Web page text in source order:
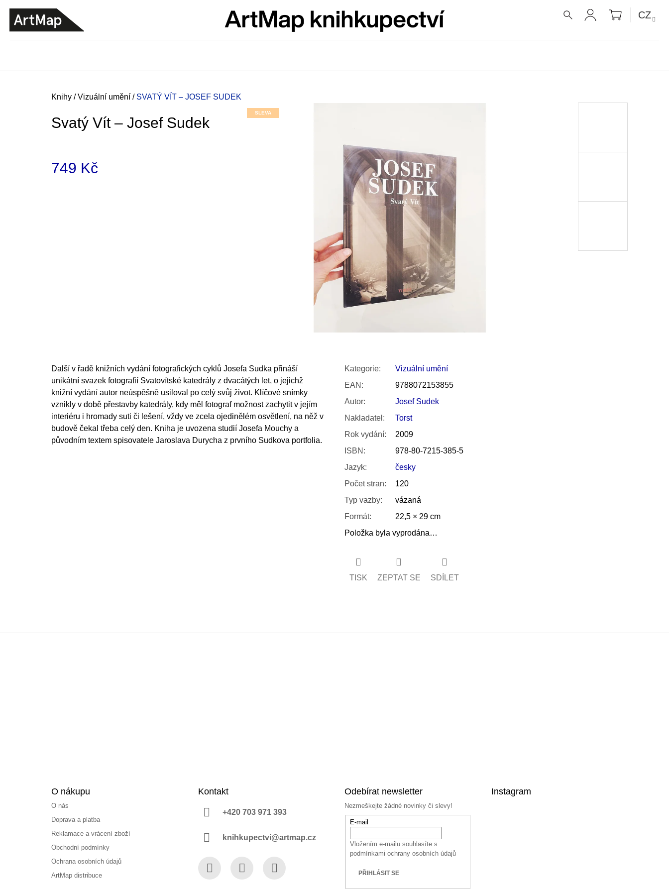
PŘIHLÁŠENÍ
NÁKUPNÍ
KOŠÍK
CZ
Domů
Knihy / Vizuální umění / SVATÝ VÍT – JOSEF SUDEK
Svatý Vít – Josef Sudek
SLEVA
749 Kč
Další v řadě knižních vydání fotografických cyklů Josefa Sudka přináší
unikátní svazek fotografií Svatovítské katedrály z dvacátých let, o jejichž
knižní vydání autor neúspěšně usiloval po celý svůj život. Klíčové snímky
vznikly v době přestavby katedrály, kdy měl fotograf možnost zachytit v jejím
interiéru i hromady suti či lešení, vždy ve zcela ojedinělém osvětlení, na něž v
budově čekal třeba celý den. Kniha je uvozena studií Josefa Mouchy a
původním textem spisovatele Jaroslava Durycha z prvního Sudkova portfolia.
Kategorie:
Vizuální umění
EAN :
9788072153855
Autor:
Josef Sudek
Nakladatel :
Torst
Rok vydání:
2009
ISBN :
978-80-7215-385-5
Jazyk:
česky
Počet stran:
120
Typ vazby:
vázaná
Formát:
22,5 × 29 cm
Položka byla vyprodána…
TISK ZEPTAT SE SDÍLET
ZPĚT
DO
OBCHODU
ZPĚT
DO
OBCHODU
VÝVAR
NEJEN ROMSKÉ RECEPTY PRO
SNESITELNĚJŠÍ KLIMA
300 Kč
Původně: 350 Kč
O nákupu
O nás
Doprava a platba
Reklamace a vrácení zboží
Obchodní podmínky
Ochrana osobních údajů
ArtMap distribuce
Kontakt
+420 703 971 393
knihkupectvi@artmap.cz
Odebírat newsletter
Nezmeškejte žádné novinky či slevy!
E-mail
Vložením e-mailu souhlasíte s
podmínkami ochrany osobních údajů
PŘIHLÁSIT SE
Instagram